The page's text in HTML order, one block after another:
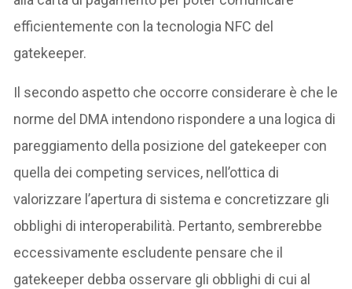
efficientemente con la tecnologia NFC del
gatekeeper.
Il secondo aspetto che occorre considerare è che le
norme del DMA intendono rispondere a una logica di
pareggiamento della posizione del gatekeeper con
quella dei competing services, nell’ottica di
valorizzare l’apertura di sistema e concretizzare gli
obblighi di interoperabilità. Pertanto, sembrerebbe
eccessivamente escludente pensare che il
gatekeeper debba osservare gli obblighi di cui al